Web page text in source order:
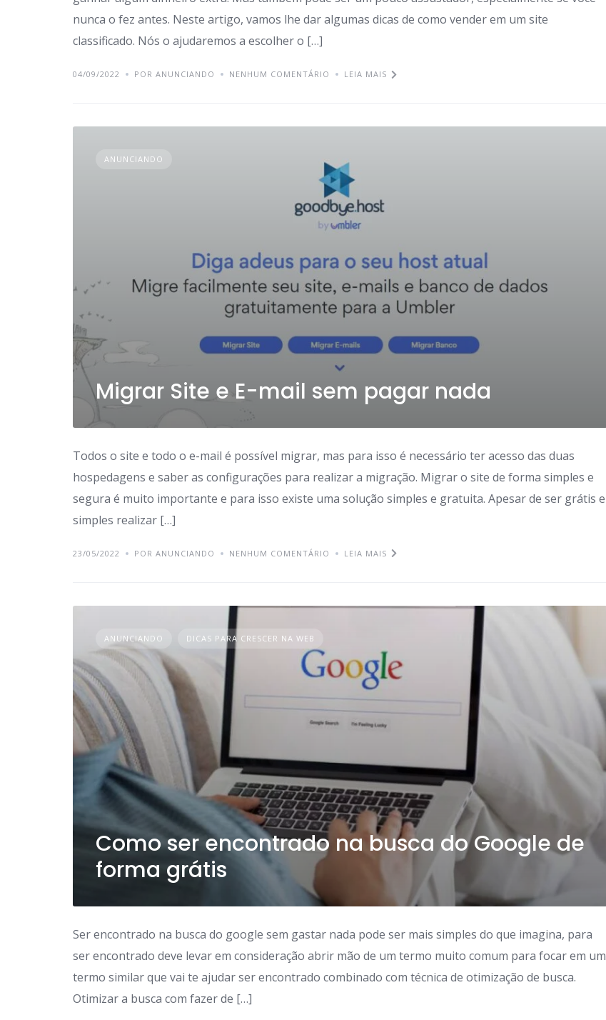
nunca o fez antes. Neste artigo, vamos lhe dar algumas dicas de como vender em um site
classificado. Nós o ajudaremos a escolher o […]
04/09/2022 POR ANUNCIANDO NENHUM COMENTÁRIO LEIA MAIS
ANUNCIANDO
Migrar Site e E-mail sem pagar nada
Todos o site e todo o e-mail é possível migrar, mas para isso é necessário ter acesso das duas
hospedagens e saber as configurações para realizar a migração. Migrar o site de forma simples e
segura é muito importante e para isso existe uma solução simples e gratuita. Apesar de ser grátis e
simples realizar […]
23/05/2022 POR ANUNCIANDO NENHUM COMENTÁRIO LEIA MAIS
ANUNCIANDO DICAS PARA CRESCER NA WEB
Como ser encontrado na busca do Google de
forma grátis
Ser encontrado na busca do google sem gastar nada pode ser mais simples do que imagina, para
ser encontrado deve levar em consideração abrir mão de um termo muito comum para focar em um
termo similar que vai te ajudar ser encontrado combinado com técnica de otimização de busca.
Otimizar a busca com fazer de […]